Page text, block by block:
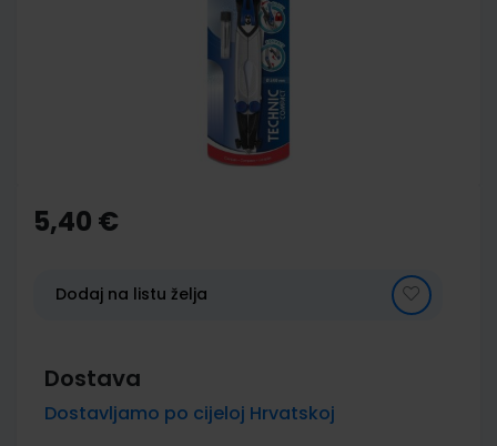
the
beginning
gallery
5,40 €
Dodaj na listu želja
Dostava
Dostavljamo po cijeloj Hrvatskoj